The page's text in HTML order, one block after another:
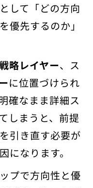
して「どの方向
優先するのか」
略レイヤー、ス
に位置づけられ
確なまま詳細ス
しまうと、前提
引き直す必要が
になります。
プで方向性と優